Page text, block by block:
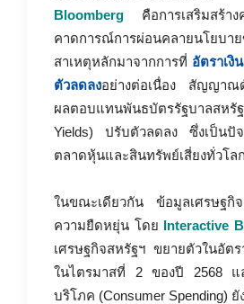
Bloomberg คือการเสริมสร้าง
คาดการณ์การผ่อนคลายนโยบ
สาเหตุหลักมาจากการที่ อัตราเงิ
ตัวลดลงอย่างต่อเนื่อง สัญญาณ
ผลตอบแทนพันธบัตรรัฐบาลส
Yields) ปรับตัวลดลง ซึ่งเป็นปั
ตลาดหุ้นและสินทรัพย์เสี่ยงทั่วโลก
ในขณะเดียวกัน ข้อมูลเศรษฐกิ
ความยืดหยุ่น โดย Interactive
เศรษฐกิจสหรัฐฯ ขยายตัวในอัต
ในไตรมาสที่ 2 ของปี 2568 แล
บริโภค (Consumer Spending)